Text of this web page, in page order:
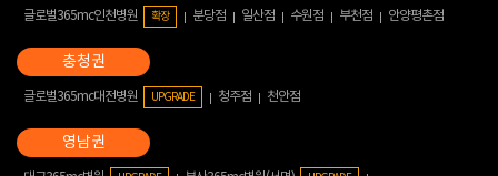
글로벌365mc인천병원 확장 분당점 일산점 수원점 부천점 안양평촌점
글로벌365mc대전병원 UPGRADE 청주점 천안점